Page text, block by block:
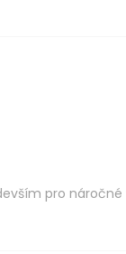
pro